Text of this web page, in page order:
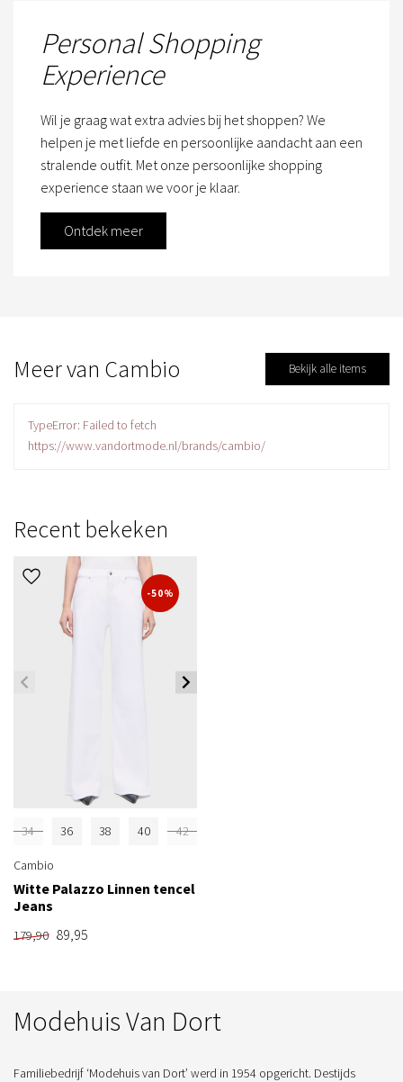
Personal Shopping
Experience
Wil je graag wat extra advies bij het shoppen? We
helpen je met liefde en persoonlijke aandacht aan een
stralende outfit. Met onze persoonlijke shopping
experience staan we voor je klaar.
Ontdek meer
Meer van Cambio Bekijk alle items
TypeError: Failed to fetch
https://www.vandortmode.nl/brands/cambio/
Recent bekeken
-50%
34 36 38 40 42
Cambio
Witte Palazzo Linnen tencel
Jeans
179,90 89,95
Modehuis Van Dort
Familiebedrijf ‘Modehuis van Dort’ werd in 1954 opgericht. Destijds